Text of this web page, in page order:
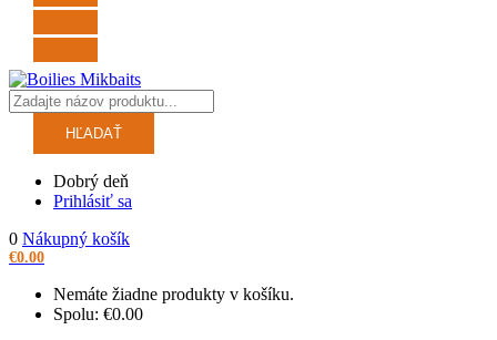
HĽADAŤ
Dobrý deň
Prihlásiť sa
0 Nákupný košík
€0.00
Nemáte žiadne produkty v košíku.
Spolu: €0.00